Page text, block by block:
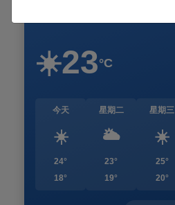
☀️23°C
今天
☀️
24°
18°
星期二
🌥️
23°
19°
星期三
☀️
25°
20°
訂閱